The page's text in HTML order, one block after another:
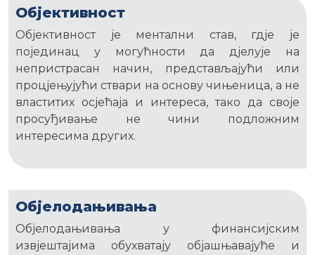
Објективност
Објективност је ментални став, гдје је
појединац у могућности да дјелује на
непристрасан начин, представљајући или
процјењујући ствари на основу чињеница, а не
властитих осјећаја и интереса, тако да своје
просуђивање не чини подложним
интересима других.
Објелодањивања
Објелодањивања у финансијским
извјештајима обухватају објашњавајуће и